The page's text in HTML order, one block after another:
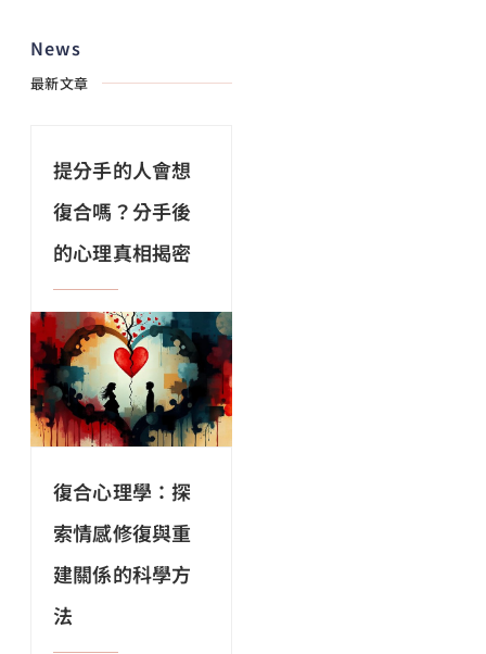
News
最新文章
提分手的人會想
復合嗎？分手後
的心理真相揭密
復合心理學：探
索情感修復與重
建關係的科學方
法